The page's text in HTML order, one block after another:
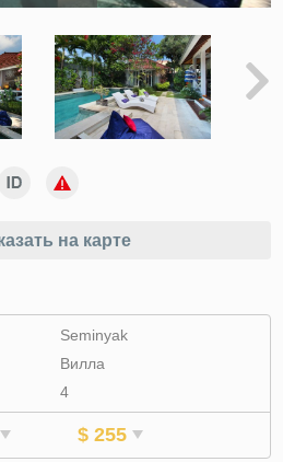
на карте
Seminyak
Вилла
4
$ 255